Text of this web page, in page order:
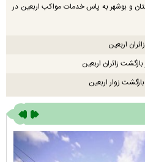
و بوشهر به پاس خدمات مواکب اربعین در
اربعین
زائران اربعین